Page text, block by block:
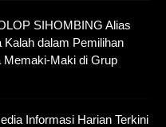
SIHOMBING Alias
dalam Pemilihan
Memaki-Maki di Grup
Informasi Harian Terkini